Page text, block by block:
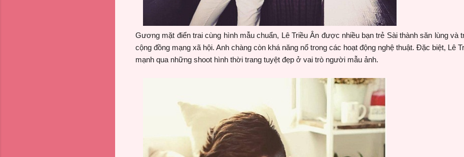
Gương mặt điển trai cùng hình mẫu chuẩn, Lê Triều Ân được nhiều bạn trẻ Sài thành săn lùng và
cộng đồng mạng xã hội. Anh chàng còn khá năng nổ trong các hoạt động nghệ thuật. Đặc biệt, Lê
mạnh qua những shoot hình thời trang tuyệt đẹp ở vai trò người mẫu ảnh.